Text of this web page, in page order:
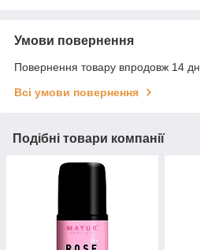
Умови повернення
Повернення товару впродовж 14
Всі умови повернення
Подібні товари компанії